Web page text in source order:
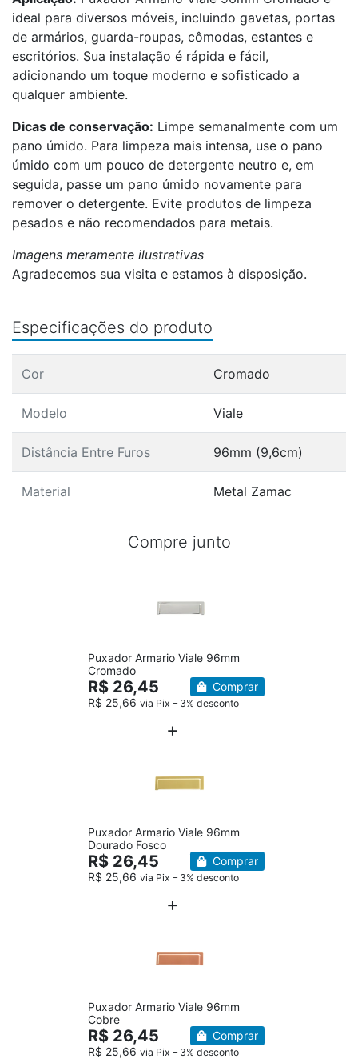
ideal para diversos móveis, incluindo gavetas, portas
de armários, guarda-roupas, cômodas, estantes e
escritórios. Sua instalação é rápida e fácil,
adicionando um toque moderno e sofisticado a
qualquer ambiente.
Dicas de conservação: Limpe semanalmente com um
pano úmido. Para limpeza mais intensa, use o pano
úmido com um pouco de detergente neutro e, em
seguida, passe um pano úmido novamente para
remover o detergente. Evite produtos de limpeza
pesados e não recomendados para metais.
Imagens meramente ilustrativas
Agradecemos sua visita e estamos à disposição.
Especificações do produto
Cor Cromado
Modelo Viale
Distância Entre Furos 96mm (9,6cm)
Material Metal Zamac
Compre junto
Puxador Armario Viale 96mm
Cromado
R$ 26,45
R$ 25,66 via Pix – 3% desconto
Comprar
Puxador Armario Viale 96mm
Dourado Fosco
R$ 26,45
R$ 25,66 via Pix – 3% desconto
Comprar
Puxador Armario Viale 96mm
Cobre
R$ 26,45
R$ 25,66 via Pix – 3% desconto
Comprar